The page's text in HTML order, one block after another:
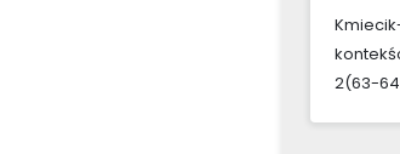
2(63-